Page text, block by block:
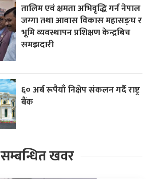
तालिम एवं क्षमता अभिवृद्धि गर्न नेपाल
जग्गा तथा आवास विकास महासङ्घ र
भूमि व्यवस्थापन प्रशिक्षण केन्द्रबिच
समझदारी
६० अर्ब रूपैयाँ निक्षेप संकलन गर्दै राष्ट्र
बैंक
सम्बन्धित खवर